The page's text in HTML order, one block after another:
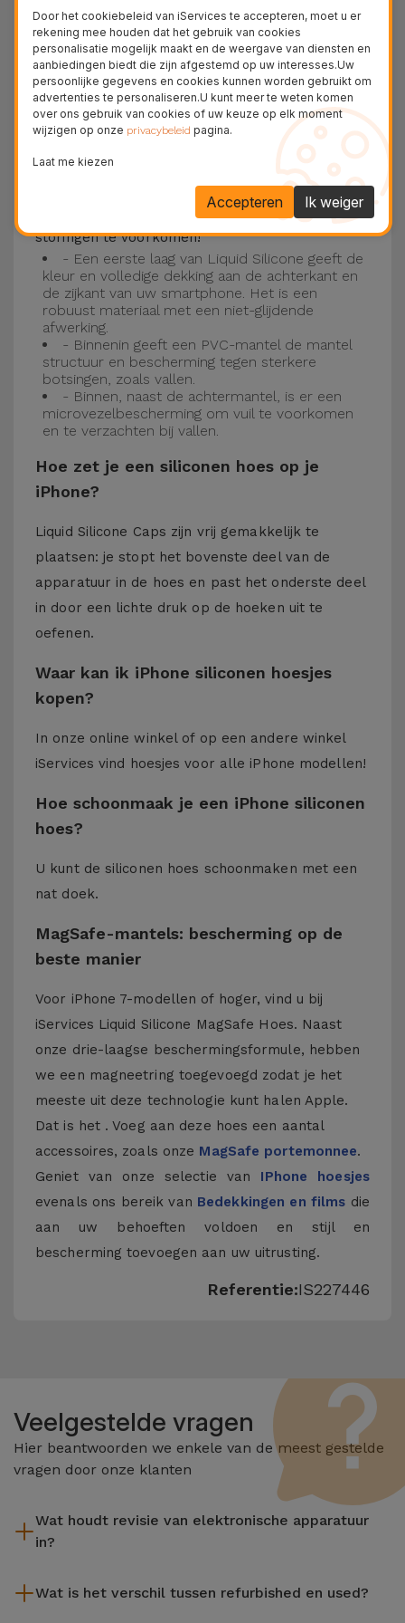
15, 14, 13, 12 onder meer en het nieuwste model
van de Apple, deiPhone 16eniPhone 17.
Drie-laagse bescherming met de
siliconen kappen
Onze iPhone siliconen hoesjes hebben een
robuuste, kwalitatieve constructie met een
drielaagse constructie om ongelukken en
storingen te voorkomen!
- Een eerste laag van Liquid Silicone geeft de
kleur en volledige dekking aan de achterkant en
de zijkant van uw smartphone. Het is een
robuust materiaal met een niet-glijdende
afwerking.
- Binnenin geeft een PVC-mantel de mantel
structuur en bescherming tegen sterkere
botsingen, zoals vallen.
- Binnen, naast de achtermantel, is er een
microvezelbescherming om vuil te voorkomen
en te verzachten bij vallen.
Hoe zet je een siliconen hoes op je
iPhone?
Liquid Silicone Caps zijn vrij gemakkelijk te
plaatsen: je stopt het bovenste deel van de
apparatuur in de hoes en past het onderste deel
in door een lichte druk op de hoeken uit te
oefenen.
Waar kan ik iPhone siliconen hoesjes
kopen?
In onze online winkel of op een andere winkel
iServices vind hoesjes voor alle iPhone modellen!
Hoe schoonmaak je een iPhone siliconen
hoes?
U kunt de siliconen hoes schoonmaken met een
nat doek.
MagSafe-mantels: bescherming op de
beste manier
Voor iPhone 7-modellen of hoger, vind u bij
iServices Liquid Silicone MagSafe Hoes. Naast
onze drie-laagse beschermingsformule, hebben
we een magneetring toegevoegd zodat je het
meeste uit deze technologie kunt halen Apple.
Dat is het . Voeg aan deze hoes een aantal
accessoires, zoals onze MagSafe portemonnee.
Geniet van onze selectie van IPhone hoesjes
evenals ons bereik van Bedekkingen en films die
aan uw behoeften voldoen en stijl en
bescherming toevoegen aan uw uitrusting.
Referentie:IS227446
Veelgestelde vragen
Hier beantwoorden we enkele van de meest gestelde
vragen door onze klanten
Wat houdt revisie van elektronische apparatuur
in?
reiniging, en niet te vergeten het repareren van elk defect
Wat is het verschil tussen refurbished en used?
Door het cookiebeleid van iServices te accepteren, moet u er
rekening mee houden dat het gebruik van cookies
personalisatie mogelijk maakt en de weergave van diensten en
aanbiedingen biedt die zijn afgestemd op uw interesses.Uw
persoonlijke gegevens en cookies kunnen worden gebruikt om
advertenties te personaliseren.U kunt meer te weten komen
over ons gebruik van cookies of uw keuze op elk moment
wijzigen op onze privacybeleid pagina.
Laat me kiezen
Ik weiger
Accepteren